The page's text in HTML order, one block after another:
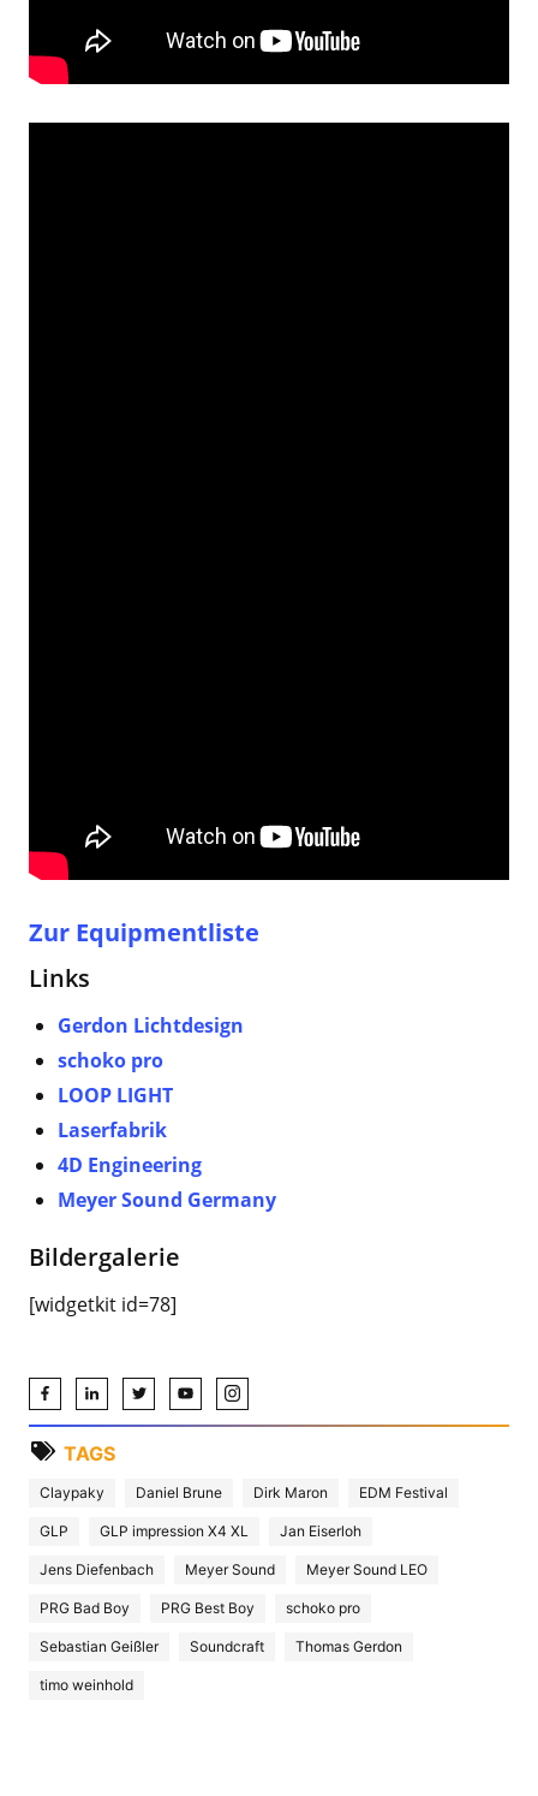
Zur Equipmentliste
Links
Gerdon Lichtdesign
schoko pro
LOOP LIGHT
Laserfabrik
4D Engineering
Meyer Sound Germany
Bildergalerie
[widgetkit id=78]
TAGS
Claypaky Daniel Brune Dirk Maron EDM Festival
GLP GLP impression X4 XL Jan Eiserloh
Jens Diefenbach Meyer Sound Meyer Sound LEO
PRG Bad Boy PRG Best Boy schoko pro
Sebastian Geißler Soundcraft Thomas Gerdon
timo weinhold